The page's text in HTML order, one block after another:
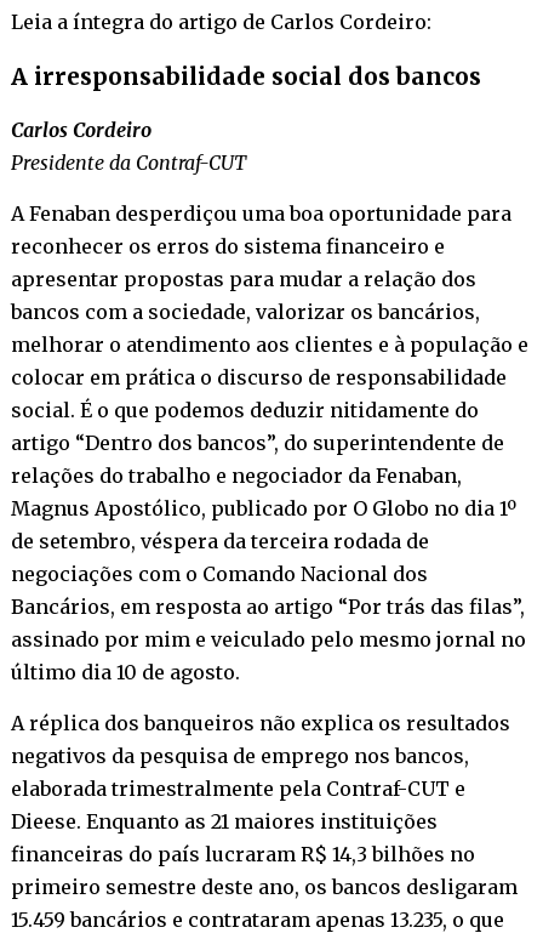
Leia a íntegra do artigo de Carlos Cordeiro:
A irresponsabilidade social dos bancos
Carlos Cordeiro
Presidente da Contraf-CUT
A Fenaban desperdiçou uma boa oportunidade para
reconhecer os erros do sistema financeiro e
apresentar propostas para mudar a relação dos
bancos com a sociedade, valorizar os bancários,
melhorar o atendimento aos clientes e à população e
colocar em prática o discurso de responsabilidade
social. É o que podemos deduzir nitidamente do
artigo “Dentro dos bancos”, do superintendente de
relações do trabalho e negociador da Fenaban,
Magnus Apostólico, publicado por O Globo no dia 1º
de setembro, véspera da terceira rodada de
negociações com o Comando Nacional dos
Bancários, em resposta ao artigo “Por trás das filas”,
assinado por mim e veiculado pelo mesmo jornal no
último dia 10 de agosto.
A réplica dos banqueiros não explica os resultados
negativos da pesquisa de emprego nos bancos,
elaborada trimestralmente pela Contraf-CUT e
Dieese. Enquanto as 21 maiores instituições
financeiras do país lucraram R$ 14,3 bilhões no
primeiro semestre deste ano, os bancos desligaram
15.459 bancários e contrataram apenas 13.235, o que